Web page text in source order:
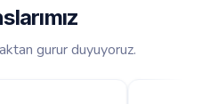
gurur duyuyoruz.